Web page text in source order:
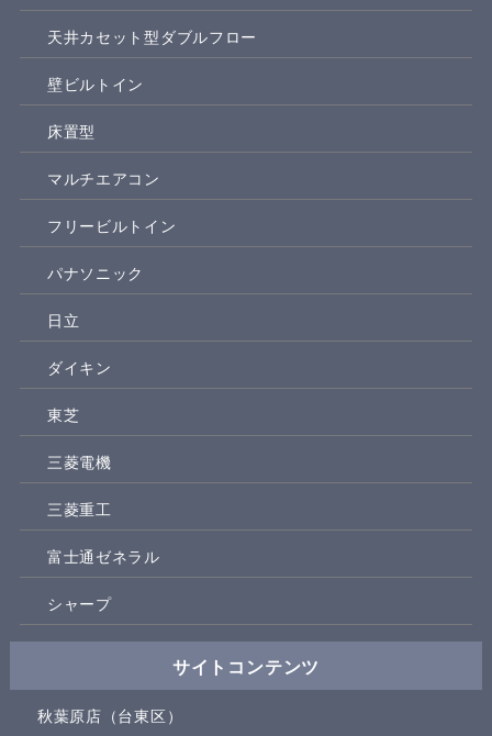
天井カセット型ダブルフロー
壁ビルトイン
床置型
マルチエアコン
フリービルトイン
パナソニック
日立
ダイキン
東芝
三菱電機
三菱重工
富士通ゼネラル
シャープ
サイトコンテンツ
秋葉原店（台東区）